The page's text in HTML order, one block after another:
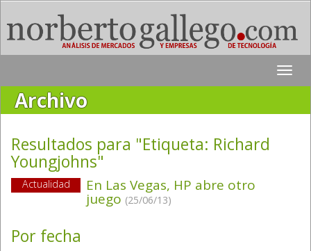
Toggle
Archivo
Resultados para "Etiqueta: Richard
Youngjohns"
Actualidad En Las Vegas, HP abre otro
juego (25/06/13)
Por fecha